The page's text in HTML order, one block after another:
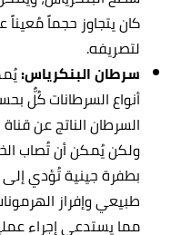
كان يتجاوز حجماً مُعيناً
لتصريفه.
سرطان البنكرياس:
أنواع السرطانات كُلٌّ
السرطان الناتج عن
ولكن يُمكن أن تُصاب
بطفرة جينية تُؤدي
طبيعي وإفراز
مما يستدعي إجراء